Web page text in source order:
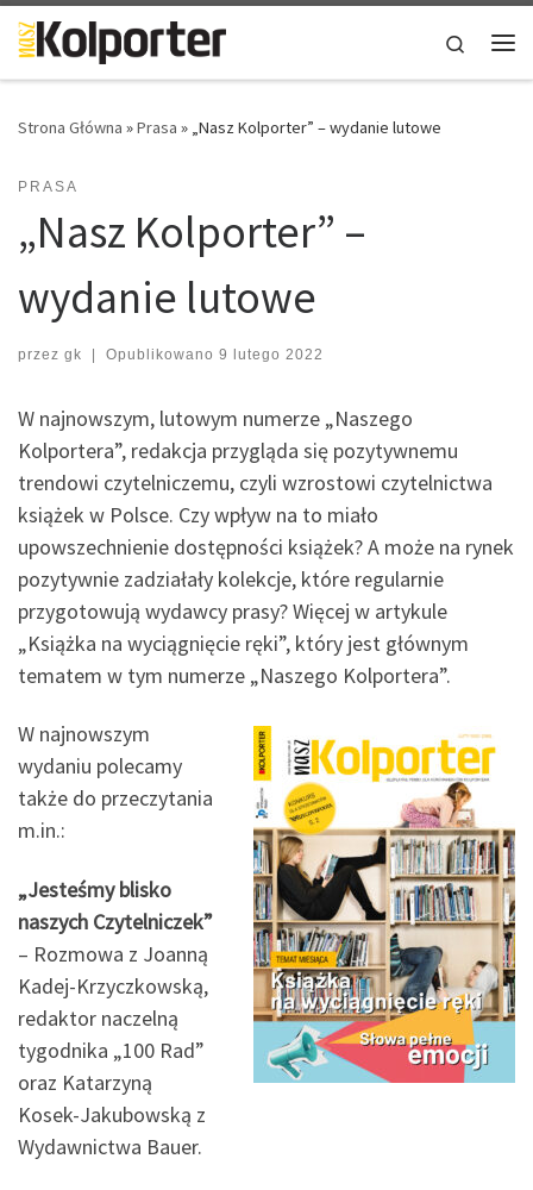
Skip to content
Search
Strona Główna »Prasa » „Nasz Kolporter” – wydanie lutowe
PRASA
„Nasz Kolporter” –
wydanie lutowe
przez gk | Opublikowano 9 lutego 2022
W najnowszym, lutowym numerze „Naszego
Kolportera”, redakcja przygląda się pozytywnemu
trendowi czytelniczemu, czyli wzrostowi czytelnictwa
książek w Polsce. Czy wpływ na to miało
upowszechnienie dostępności książek? A może na rynek
pozytywnie zadziałały kolekcje, które regularnie
przygotowują wydawcy prasy? Więcej w artykule
„Książka na wyciągnięcie ręki”, który jest głównym
tematem w tym numerze „Naszego Kolportera”.
W najnowszym
wydaniu polecamy
także do przeczytania
m.in.:
„Jesteśmy blisko
naszych Czytelniczek”
– Rozmowa z Joanną
Kadej-Krzyczkowską,
redaktor naczelną
tygodnika „100 Rad”
oraz Katarzyną
Kosek-Jakubowską z
Wydawnictwa Bauer.